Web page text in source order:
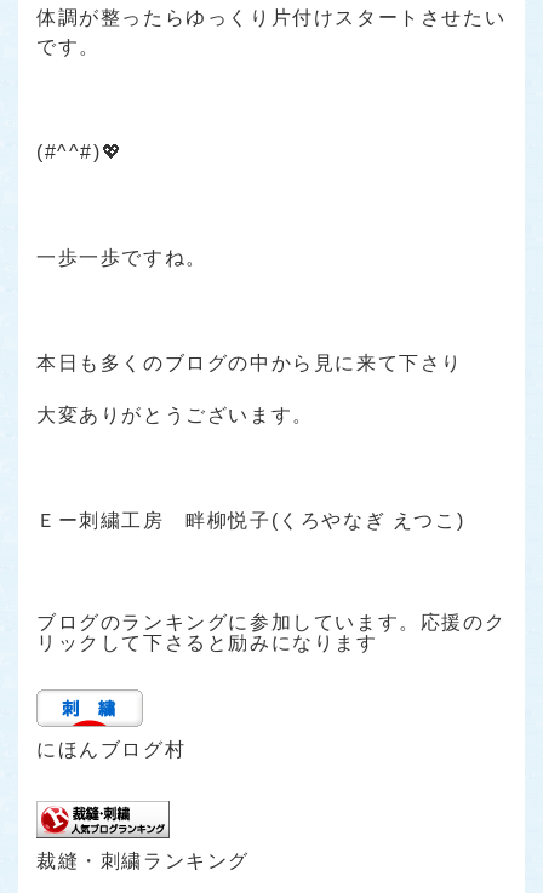
体調が整ったらゆっくり片付けスタートさせたい
です。
(#^^#)💖
一歩一歩ですね。
本日も多くのブログの中から見に来て下さり
大変ありがとうございます。
Ｅー刺繍工房 畔柳悦子(くろやなぎ えつこ)
ブログのランキングに参加しています。応援のク
リックして下さると励みになります
にほんブログ村
裁縫・刺繍ランキング